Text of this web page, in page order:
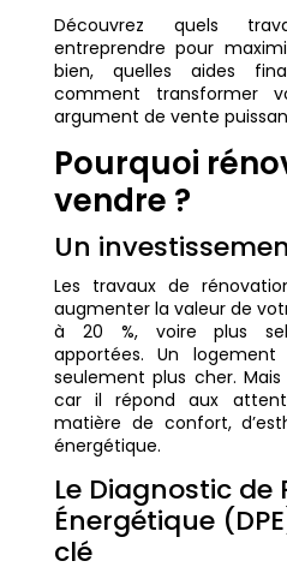
Découvrez quels
entreprendre pour
bien, quelles aides
comment transformer
argument de vente
Pourquoi
vendre ?
Un
Les travaux de
augmenter la valeur de
à 20 %, voire plus
apportées. Un
seulement plus cher.
car il répond aux
matière de confort,
énergétique.
Le Diagnostic
Énergétique
clé